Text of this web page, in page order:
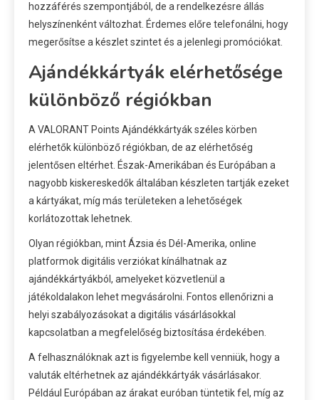
hozzáférés szempontjából, de a rendelkezésre állás
helyszínenként változhat. Érdemes előre telefonálni, hogy
megerősítse a készlet szintet és a jelenlegi promóciókat.
Ajándékkártyák elérhetősége
különböző régiókban
A VALORANT Points Ajándékkártyák széles körben
elérhetők különböző régiókban, de az elérhetőség
jelentősen eltérhet. Észak-Amerikában és Európában a
nagyobb kiskereskedők általában készleten tartják ezeket
a kártyákat, míg más területeken a lehetőségek
korlátozottak lehetnek.
Olyan régiókban, mint Ázsia és Dél-Amerika, online
platformok digitális verziókat kínálhatnak az
ajándékkártyákból, amelyeket közvetlenül a
játékoldalakon lehet megvásárolni. Fontos ellenőrizni a
helyi szabályozásokat a digitális vásárlásokkal
kapcsolatban a megfelelőség biztosítása érdekében.
A felhasználóknak azt is figyelembe kell venniük, hogy a
valuták eltérhetnek az ajándékkártyák vásárlásakor.
Például Európában az árakat euróban tüntetik fel, míg az